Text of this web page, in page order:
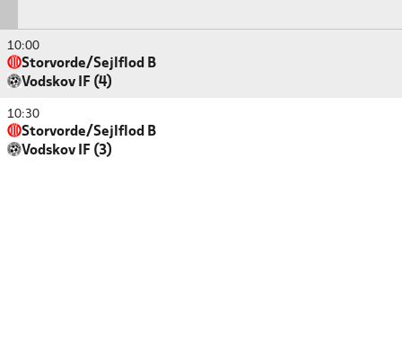
10:00
Storvorde/Sejlflod B
Vodskov IF (4)
10:30
Storvorde/Sejlflod B
Vodskov IF (3)